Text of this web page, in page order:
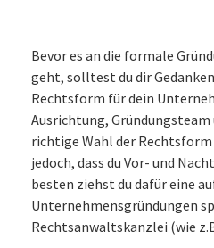
Bevor es an die formale
geht, solltest du dir
Rechtsform für dein
Ausrichtung, Gründungsteam
richtige Wahl der
jedoch, dass du Vor- und
besten ziehst du dafür eine
Unternehmensgründungen
Rechtsanwaltskanzlei (wie